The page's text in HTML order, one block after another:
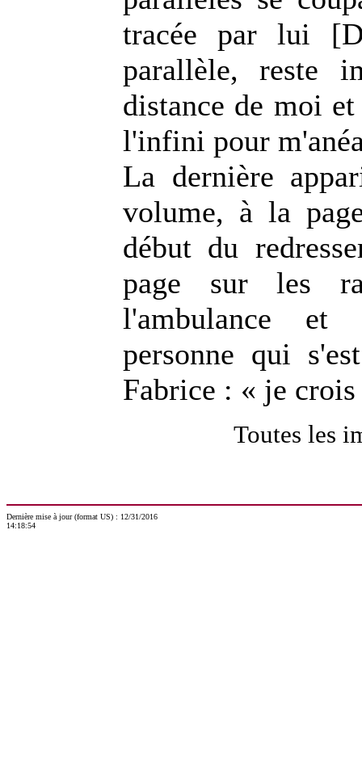
tracée par lui
parallèle, reste
distance de moi
l'infini pour
La dernière
volume, à la
début du
page sur les
l'ambulance et
personne qui
Fabrice : « je
Toutes les
Dernière mise à jour (format US) : 12/31/2016
14:18:54